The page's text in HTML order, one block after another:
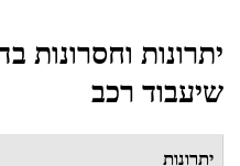
יתרונות וחסרונות
שיעבוד רכב
יתרונות